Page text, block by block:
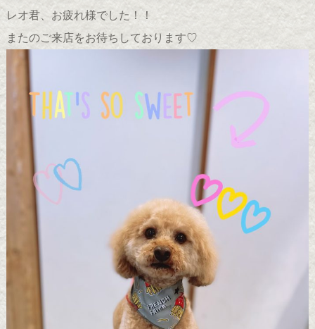
レオ君、お疲れ様でした！！
またのご来店をお待ちしております♡